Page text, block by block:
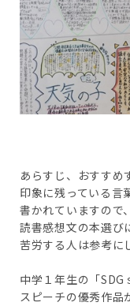
あらすじ、おすすめ
印象に残っている言
書かれていますので、
読書感想文の本選び
苦労する人は参考に
中学１年生の「SDG
スピーチの優秀作品